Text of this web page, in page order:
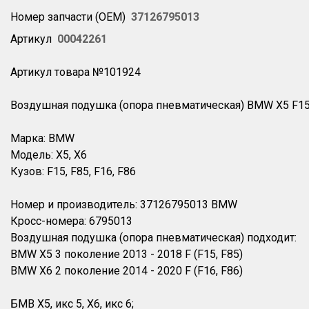
Номер запчасти (OEM) 37126795013
Артикул 00042261
Артикул товара №101924
Воздушная подушка (опора пневматическая) BMW X5
Марка: BMW
Модель: X5, X6
Кузов: F15, F85, F16, F86
Номер и производитель: 37126795013 BMW
Кросс-номера: 6795013
Воздушная подушка (опора пневматическая) подходит:
BMW X5 3 поколение 2013 - 2018 F (F15, F85)
BMW X6 2 поколение 2014 - 2020 F (F16, F86)
БМВ Х5, икс 5, Х6, икс 6;